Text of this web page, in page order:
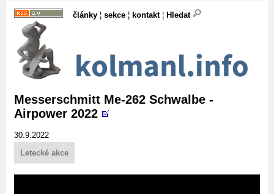
články ¦ sekce ¦ kontakt¦ Hledat
Messerschmitt Me-262 Schwalbe -
Airpower 2022
30.9.2022
Letecké akce